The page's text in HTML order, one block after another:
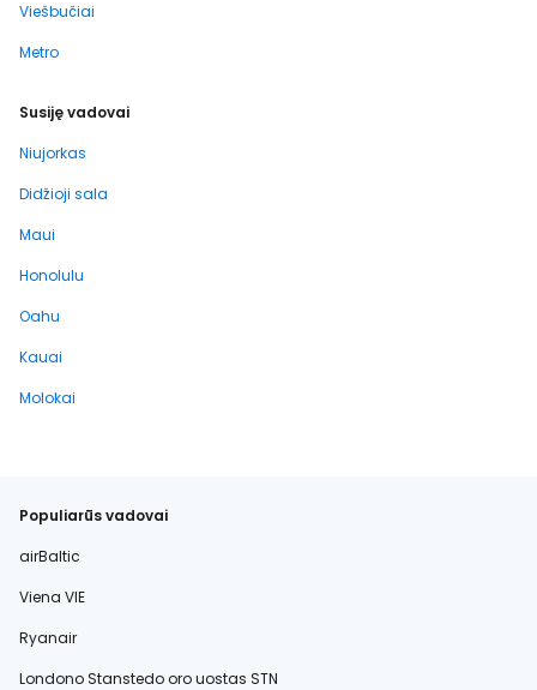
Viešbučiai
Metro
Susiję vadovai
Niujorkas
Didžioji sala
Maui
Honolulu
Oahu
Kauai
Molokai
Populiarūs vadovai
airBaltic
Viena VIE
Ryanair
Londono Stanstedo oro uostas STN